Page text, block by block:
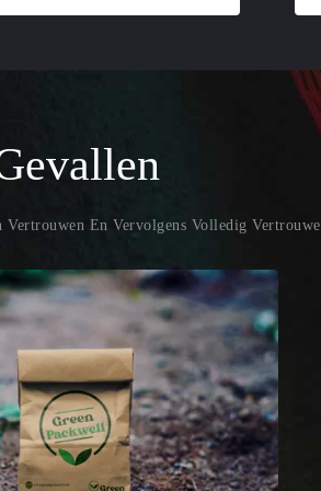
Vertrouwen En Vervolgens Volledig